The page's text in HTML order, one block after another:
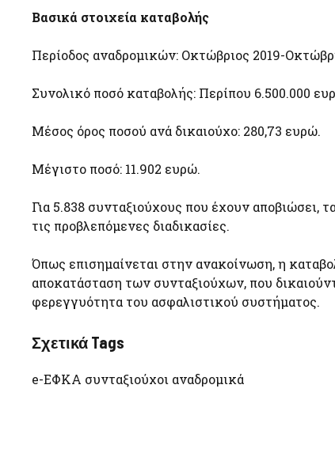
Βασικά στοιχεία καταβολής
Περίοδος αναδρομικών: Οκτώβριος 2019-
Συνολικό ποσό καταβολής: Περίπου 6.500.000
Μέσος όρος ποσού ανά δικαιούχο: 280,73 ευρώ.
Μέγιστο ποσό: 11.902 ευρώ.
Για 5.838 συνταξιούχους που έχουν
τις προβλεπόμενες διαδικασίες.
Όπως επισημαίνεται στην ανακοίνωση, η
αποκατάσταση των συνταξιούχων, που
φερεγγυότητα του ασφαλιστικού συστήματος.
Σχετικά Tags
e-ΕΦΚΑ συνταξιούχοι αναδρομικά